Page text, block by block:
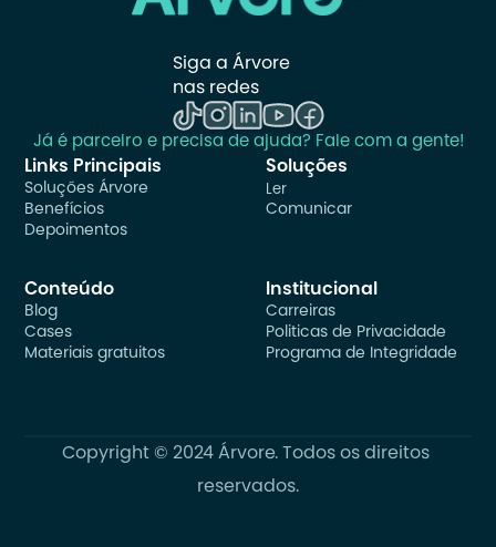
Siga a Árvore
nas redes
Já é parceiro e precisa de ajuda? Fale com a gente!
Links Principais
Soluções Árvore
Benefícios
Depoimentos
Soluções
Ler
Comunicar
Conteúdo
Blog
Cases
Materiais gratuitos
Institucional
Carreiras
Politicas de Privacidade
Programa de Integridade
Copyright © 2024 Árvore. Todos os direitos
reservados.